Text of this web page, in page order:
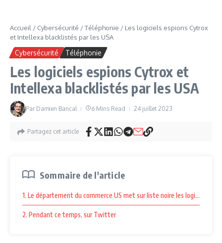
Accueil / Cybersécurité /Téléphonie / Les logiciels espions Cytrox
et Intellexa blacklistés par les USA
Cybersécurité Téléphonie
Les logiciels espions Cytrox et
Intellexa blacklistés par les USA
Par Damien Bancal 6 Mins Read 24 juillet 2023
Partagez cet article
Sommaire de l'article
1. Le département du commerce US met sur liste noire les logiciels
2. Pendant ce temps, sur Twitter